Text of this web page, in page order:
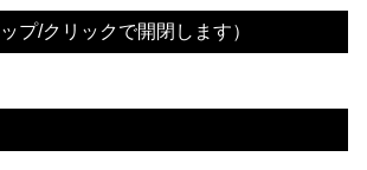
プ/クリックで開閉します）